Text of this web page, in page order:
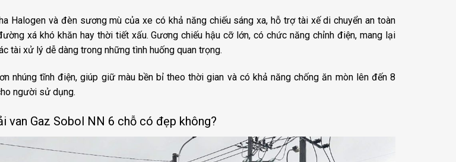
Halogen và đèn sương mù của xe có khả năng chiếu sáng xa, hỗ trợ tài xế di chuyển an toàn
xá khó khăn hay thời tiết xấu. Gương chiếu hậu cỡ lớn, có chức năng chỉnh điện, mang lại
tài xử lý dễ dàng trong những tình huống quan trọng.
nhúng tĩnh điện, giúp giữ màu bền bỉ theo thời gian và có khả năng chống ăn mòn lên đến 8
người sử dụng.
van Gaz Sobol NN 6 chỗ có đẹp không?